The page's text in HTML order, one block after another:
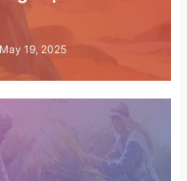
May 19, 2025